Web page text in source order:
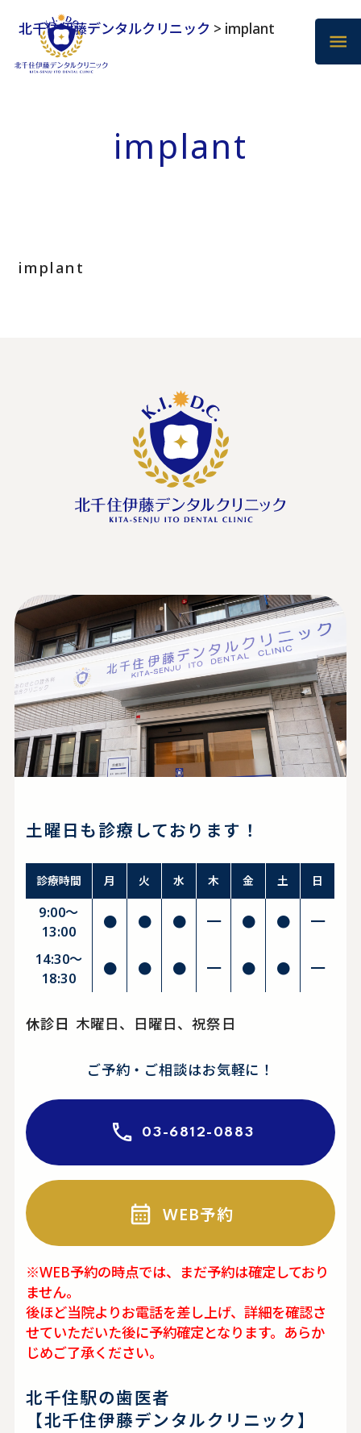
北千住伊藤デンタルクリニック > implant
implant
implant
土曜日も診療しております！
診療時間 月 火 水 木 金 土 日
9:00～
13:00
● ● ● ━ ● ● ━
14:30〜
18:30
● ● ● ━ ● ● ━
休診日 木曜日、日曜日、祝祭日
ご予約・ご相談はお気軽に！
03-6812-0883
WEB予約
※WEB予約の時点では、まだ予約は確定しており
ません。
後ほど当院よりお電話を差し上げ、詳細を確認さ
せていただいた後に予約確定となります。あらか
じめご了承ください。
北千住駅の歯医者
【北千住伊藤デンタルクリニック】